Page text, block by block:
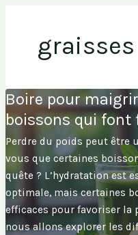
graisses
Boire pour
boissons qui font
Perdre du poids peut être
vous que certaines
quête ? L’hydratation est
optimale, mais certaines
efficaces pour favoriser la
nous allons explorer les